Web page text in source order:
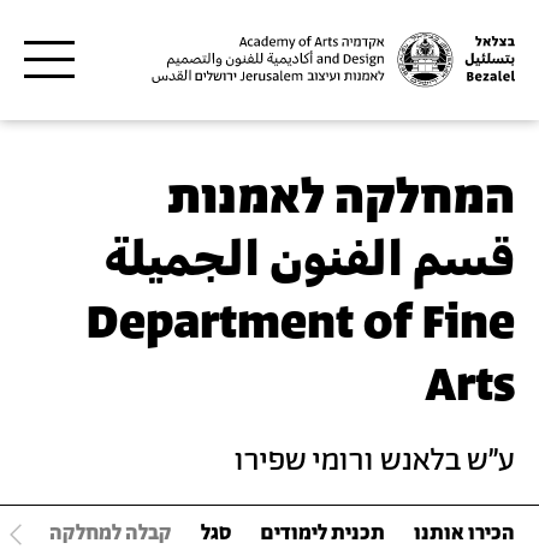
המחלקה לאמנות
قسم الفنون الجميلة
Department of Fine
Arts
ע"ש בלאנש ורומי שפירו
הכירו אותנו תכנית לימודים סגל קבלה למחלקה